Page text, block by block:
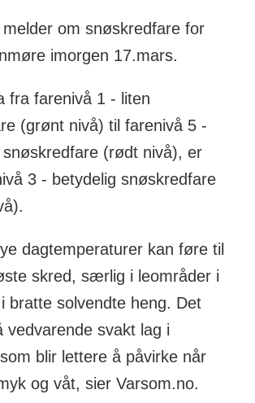
om snøskredfare for
imorgen 17.mars.
fra farenivå 1 - liten
(grønt nivå) til farenivå 5 -
(rødt nivå), er
3 - betydelig snøskredfare
dagtemperaturer kan føre til
skred, særlig i leområder i
bratte solvendte heng. Det
vedvarende svakt lag i
blir lettere å påvirke når
og våt, sier Varsom.no.